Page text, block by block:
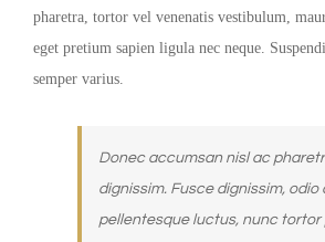
pharetra, tortor vel venenatis vestibulum,
eget pretium sapien ligula nec neque.
semper varius.
Donec accumsan nisl ac
dignissim. Fusce dignissim, odio
pellentesque luctus, nunc tortor